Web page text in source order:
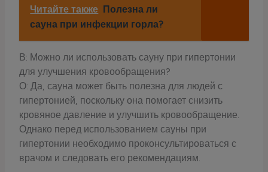
Читайте также Полезна ли
сауна при инфекции горла?
В: Можно ли использовать сауну при гипертонии
для улучшения кровообращения?
О: Да, сауна может быть полезна для людей с
гипертонией, поскольку она помогает снизить
кровяное давление и улучшить кровообращение.
Однако перед использованием сауны при
гипертонии необходимо проконсультироваться с
врачом и следовать его рекомендациям.